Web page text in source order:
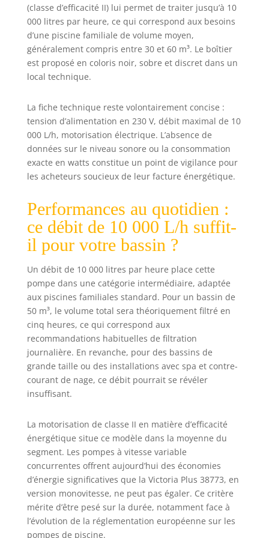
cheval de
puissance (HP).
Résistante aux
fluctuations de
tension : la pompe
monophasés ou
triphasés qui
peuvent
fonctionner dans
une plage de
tension de +/- 10
moteur, ce qui la
rend résistante
aux pics et aux
chutes de tension.
prolongée :
fabriquée avec
des pièces
métalliques en
acier inoxydable
AISI-316, cette
pompe garantit
une durée de vie
prolongée, même
dans des
haute
température. Sa
protection IP-55 et
son isolation
classe F le
rendent idéal
pour les
installations dans
les piscines
(classe d’efficacité II) lui permet de traiter jusqu’à 10
000 litres par heure, ce qui correspond aux besoins
d’une piscine familiale de volume moyen,
généralement compris entre 30 et 60 m³. Le boîtier
est proposé en coloris noir, sobre et discret dans un
local technique.
La fiche technique reste volontairement concise :
tension d’alimentation en 230 V, débit maximal de 10
000 L/h, motorisation électrique. L’absence de
données sur le niveau sonore ou la consommation
exacte en watts constitue un point de vigilance pour
les acheteurs soucieux de leur facture énergétique.
Performances au quotidien :
ce débit de 10 000 L/h suffit-
il pour votre bassin ?
Un débit de 10 000 litres par heure place cette
pompe dans une catégorie intermédiaire, adaptée
aux piscines familiales standard. Pour un bassin de
50 m³, le volume total sera théoriquement filtré en
cinq heures, ce qui correspond aux
recommandations habituelles de filtration
journalière. En revanche, pour des bassins de
grande taille ou des installations avec spa et contre-
courant de nage, ce débit pourrait se révéler
insuffisant.
La motorisation de classe II en matière d’efficacité
énergétique situe ce modèle dans la moyenne du
segment. Les pompes à vitesse variable
concurrentes offrent aujourd’hui des économies
d’énergie significatives que la Victoria Plus 38773, en
version monovitesse, ne peut pas égaler. Ce critère
mérite d’être pesé sur la durée, notamment face à
l’évolution de la réglementation européenne sur les
pompes de piscine.